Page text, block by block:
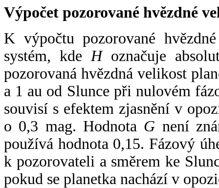
Výpočet pozorované hvězdné
K výpočtu pozorované
systém, kde Hoznačuje
pozorovaná hvězdná velikost
a 1 au od Slunce při nulovém
souvisí s efektem zjasnění v
o 0,3 mag. Hodnota G není
používá hodnota 0,15. Fázový
k pozorovateli a směrem ke
pokud se planetka nachází v